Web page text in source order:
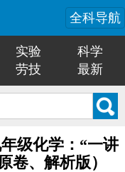
全科导航
实验
科学
劳技 最新
级化学：“一讲
卷、解析版）